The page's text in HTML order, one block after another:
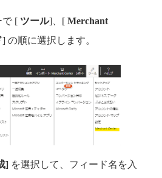
で [ ツール]、[ Merchant
] の順に選択します。
] を選択して、フィード名を入